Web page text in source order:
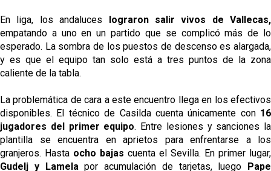
En liga, los andaluces
lograron salir vivos de Vallecas,
empatando a uno en un partido que se complicó más de lo
esperado. La sombra de los puestos de descenso es alargada,
y es que el equipo tan solo está a tres puntos de la zona
caliente de la tabla.
La problemática de cara a este encuentro llega en los efectivos
disponibles. El técnico de Casilda cuenta únicamente con 16
jugadores del primer equipo. Entre lesiones y sanciones la
plantilla se encuentra en aprietos para enfrentarse a los
granjeros. Hasta ocho bajas cuenta el Sevilla. En primer lugar,
Gudelj y Lamelapor acumulación de tarjetas, luego
Pape